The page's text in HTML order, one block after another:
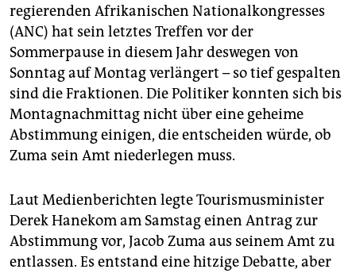
regierenden Afrikanischen Nationalkongresses
(ANC) hat sein letztes Treffen vor der
Sommerpause in diesem Jahr deswegen von
Sonntag auf Montag verlängert – so tief gespalten
sind die Fraktionen. Die Politiker konnten sich bis
Montagnachmittag nicht über eine geheime
Abstimmung einigen, die entscheiden würde, ob
Zuma sein Amt niederlegen muss.
Laut Medienberichten legte Tourismusminister
Derek Hanekom am Samstag einen Antrag zur
Abstimmung vor, Jacob Zuma aus seinem Amt zu
entlassen. Es entstand eine hitzige Debatte, aber